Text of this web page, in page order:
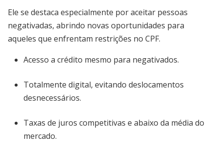
Ele se destaca especialmente por aceitar pessoas
negativadas, abrindo novas oportunidades para
aqueles que enfrentam restrições no CPF.
Acesso a crédito mesmo para negativados.
Totalmente digital, evitando deslocamentos
desnecessários.
Taxas de juros competitivas e abaixo da média do
mercado.